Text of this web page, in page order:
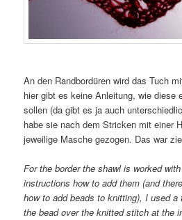
An den Randbordüren wird das Tuch
hier gibt es keine Anleitung, wie diese
sollen (da gibt es ja auch
habe sie nach dem Stricken mit einer
jeweilige Masche gezogen. Das war
For the border the shawl is worked
instructions how to add them (and
how to add beads to knitting), I used
the bead over the knitted stitch at the